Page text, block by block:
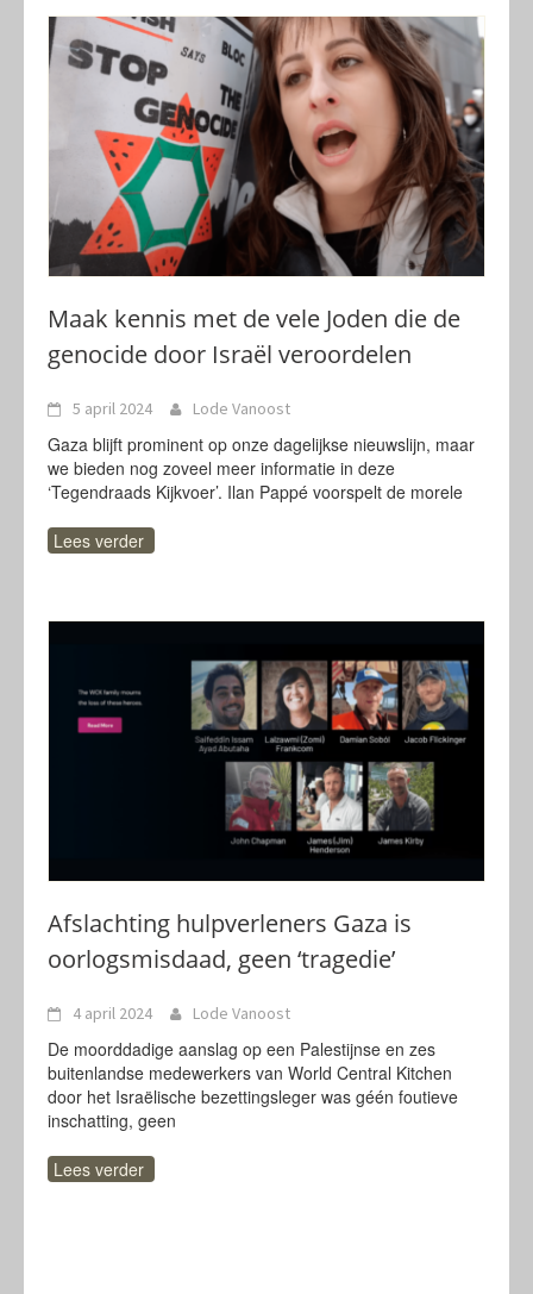
Maak kennis met de vele Joden die de
genocide door Israël veroordelen
5 april 2024 Lode Vanoost
Gaza blijft prominent op onze dagelijkse nieuwslijn, maar
we bieden nog zoveel meer informatie in deze
‘Tegendraads Kijkvoer’. Ilan Pappé voorspelt de morele
Lees verder
Afslachting hulpverleners Gaza is
oorlogsmisdaad, geen ‘tragedie’
4 april 2024 Lode Vanoost
De moorddadige aanslag op een Palestijnse en zes
buitenlandse medewerkers van World Central Kitchen
door het Israëlische bezettingsleger was géén foutieve
inschatting, geen
Lees verder